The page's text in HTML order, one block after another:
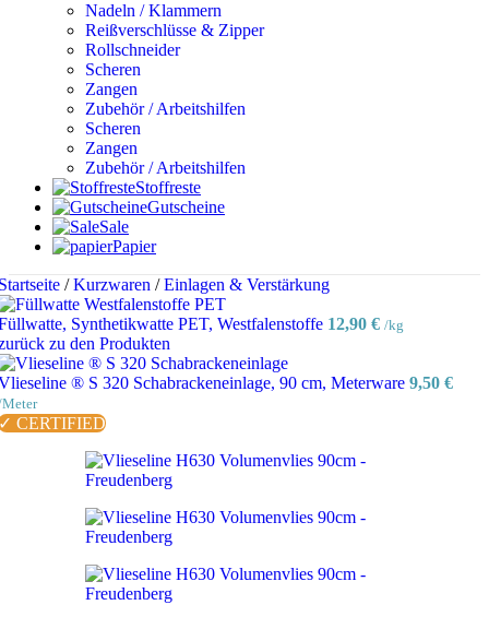
Nadeln / Klammern
Reißverschlüsse & Zipper
Rollschneider
Scheren
Zangen
Zubehör / Arbeitshilfen
Scheren
Zangen
Zubehör / Arbeitshilfen
Stoffreste
Gutscheine
Sale
Papier
/ Kurzwaren / Einlagen & Verstärkung
Synthetikwatte PET, Westfalenstoffe 12,90 € /kg
zu den Produkten
® S 320 Schabrackeneinlage, 90 cm, Meterware 9,50 €
CERTIFIED